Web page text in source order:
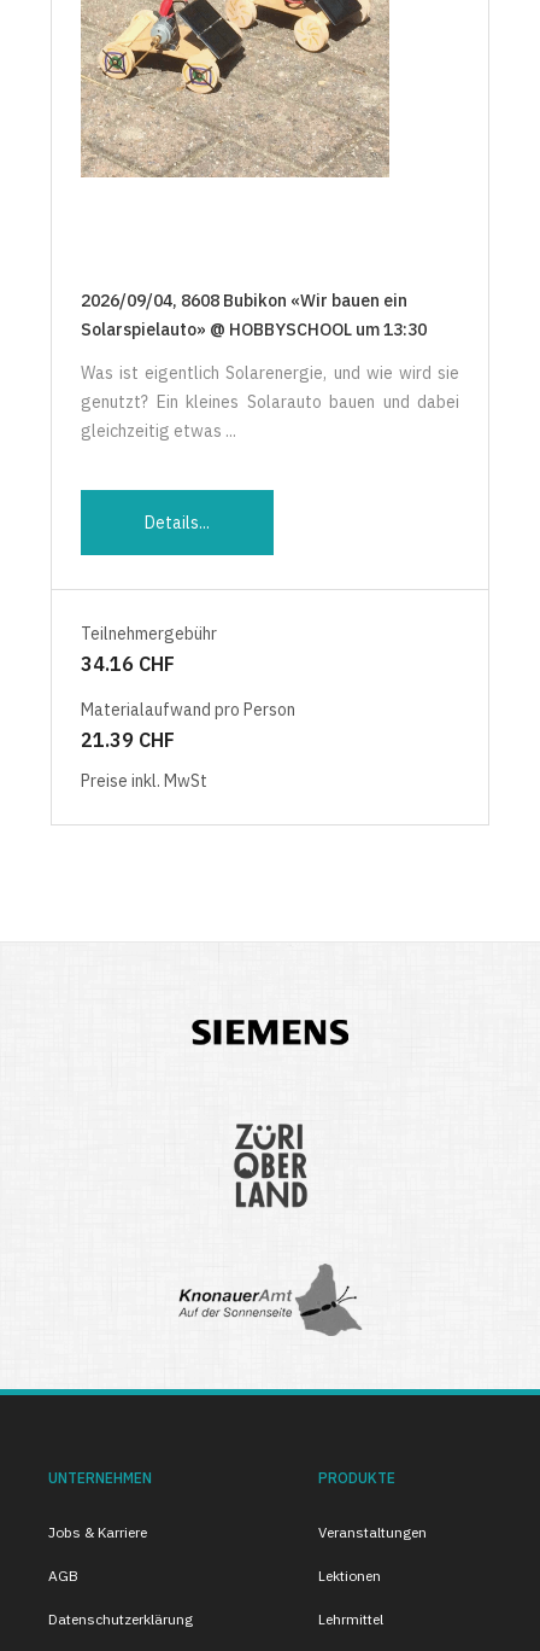
2026/09/04, 8608 Bubikon «Wir bauen ein
Solarspielauto» @ HOBBYSCHOOL um 13:30
Was ist eigentlich Solarenergie, und wie wird sie
genutzt? Ein kleines Solarauto bauen und dabei
gleichzeitig etwas ...
Details...
Teilnehmergebühr
34.16 CHF
Materialaufwand pro Person
21.39 CHF
Preise inkl. MwSt
UNTERNEHMEN
Jobs & Karriere
AGB
Datenschutzerklärung
PRODUKTE
Veranstaltungen
Lektionen
Lehrmittel